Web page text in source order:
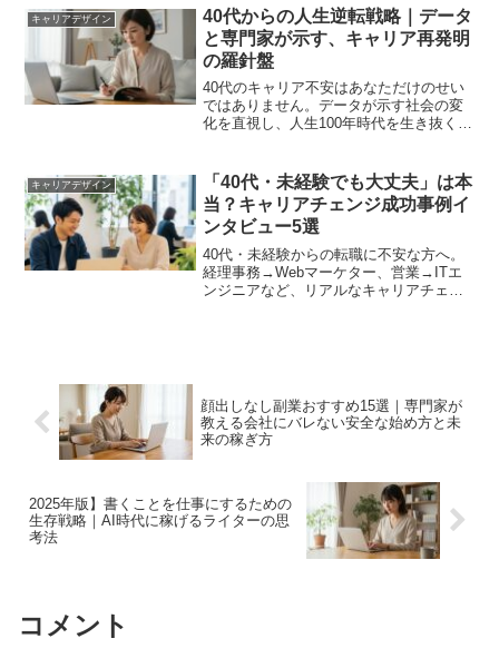
値を最大化する戦略的活用術を学びまし
ょう。
キャリアデザイン
40代からの人生逆転戦略｜データ
と専門家が示す、キャリア再発明
の羅針盤
40代のキャリア不安はあなただけのせい
ではありません。データが示す社会の変
化を直視し、人生100年時代を生き抜くた
の戦略（転職・起業・リスキリング）を
解説します。
キャリアデザイン
「40代・未経験でも大丈夫」は本
当？キャリアチェンジ成功事例イ
ンタビュー5選
40代・未経験からの転職に不安な方へ。
経理事務→Webマーケター、営業→ITエ
ンジニアなど、リアルなキャリアチェン
顔出しなし副業おすすめ15選｜専門家が
教える会社にバレない安全な始め方と未
来の稼ぎ方
2025年版】書くことを仕事にするための
生存戦略｜AI時代に稼げるライターの思
考法
コメント